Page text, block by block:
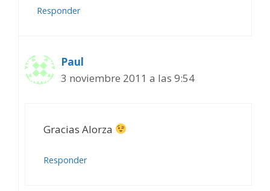
Responder
Paul
3 noviembre 2011 a las 9:54
Gracias Alorza
Responder